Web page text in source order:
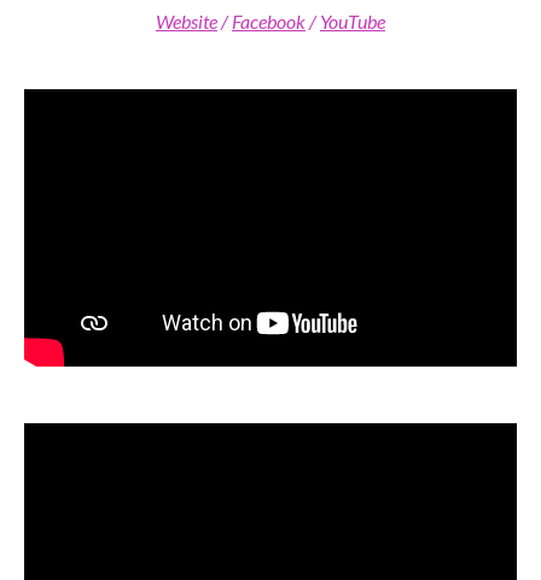
Website/Facebook/YouTube